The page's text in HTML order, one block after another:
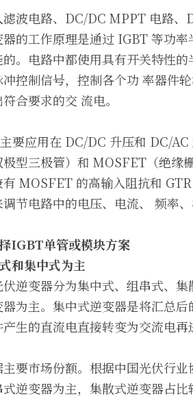
波电路、DC/DC MPPT 电路
的工作原理是通过 IGBT 等功
。电路中都使用具有开关特性
控制信号，控制各个功 率器件
合要求的交 流电。
要应用在 DC/DC 升压和 DC/
型三极管）和 MOSFET（绝缘
MOSFET 的高输入阻抗和
节电路中的电压、电流、 频率
IGBT单管或模块方案
和集中式为主
逆变器分为集中式、组串式、
为主。集中式逆变器是将汇总后
生的直流电直接转变为交流电再
要市场份额。根据中国光伏行
逆变器为主，集散式逆变器占